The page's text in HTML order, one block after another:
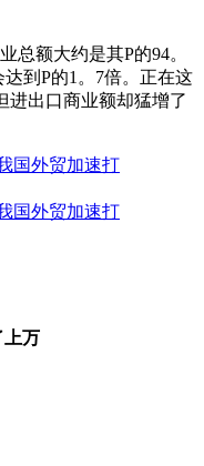
额大约是其P的94。
到P的1。7倍。正在这
进出口商业额却猛增了
国外贸加速打
国外贸加速打
上万